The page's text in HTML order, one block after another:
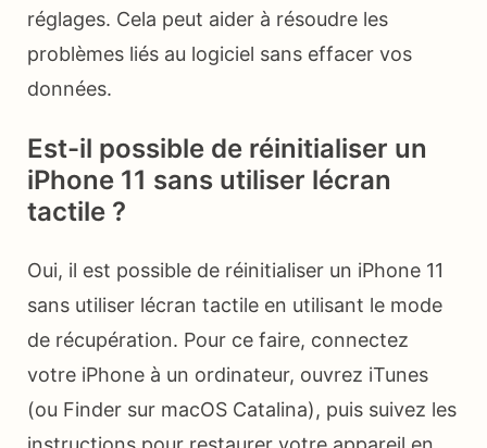
réglages. Cela peut aider à résoudre les
problèmes liés au logiciel sans effacer vos
données.
Est-il possible de réinitialiser un
iPhone 11 sans utiliser lécran
tactile ?
Oui, il est possible de réinitialiser un iPhone 11
sans utiliser lécran tactile en utilisant le mode
de récupération. Pour ce faire, connectez
votre iPhone à un ordinateur, ouvrez iTunes
(ou Finder sur macOS Catalina), puis suivez les